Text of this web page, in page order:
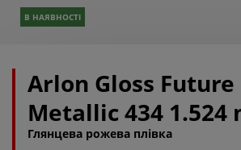
В НАЯВНОСТІ
Arlon Gloss
Metallic 434 1.524
Глянцева рожева плівка